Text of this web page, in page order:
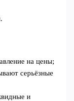
на цены;
серьёзные
и